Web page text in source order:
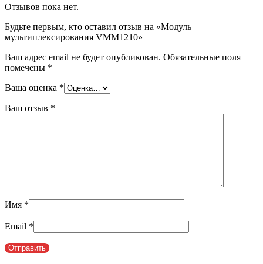
Отзывов пока нет.
Будьте первым, кто оставил отзыв на «Модуль
мультиплексирования VMM1210»
Ваш адрес email не будет опубликован. Обязательные поля
помечены *
Ваша оценка *
Ваш отзыв *
Имя *
Email *